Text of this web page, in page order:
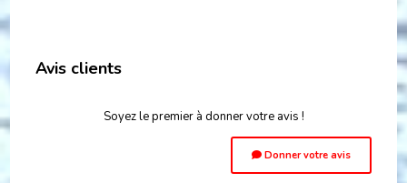
Avis clients
Soyez le premier à donner votre avis !
Donner votre avis